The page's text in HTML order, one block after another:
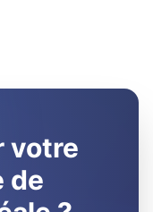
votre
de